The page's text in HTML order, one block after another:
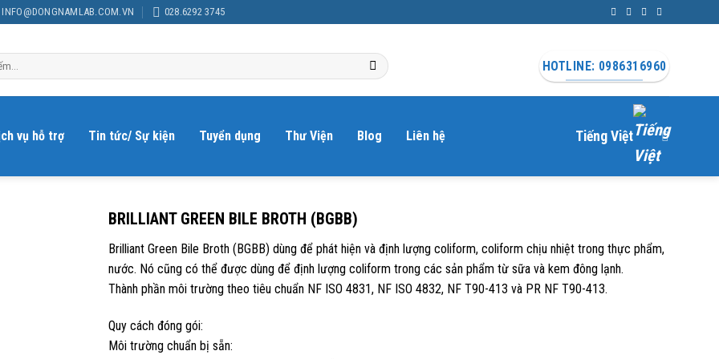
INFO@DONGNAMLAB.COM.VN 028.6292 3745
HOTLINE: 0986316960
vụ hỗ trợ Tin tức/ Sự kiện Tuyển dụng Thư Viện Blog Liên hệ Tiếng Việt
BRILLIANT GREEN BILE BROTH (BGBB)
Brilliant Green Bile Broth (BGBB) dùng để phát hiện và định lượng coliform, coliform chịu nhiệt trong thực phẩm,
nước. Nó cũng có thể được dùng để định lượng coliform trong các sản phẩm từ sữa và kem đông lạnh.
Thành phần môi trường theo tiêu chuẩn NF ISO 4831, NF ISO 4832, NF T90-413 và PR NF T90-413.
Quy cách đóng gói:
Môi trường chuẩn bị sẵn: